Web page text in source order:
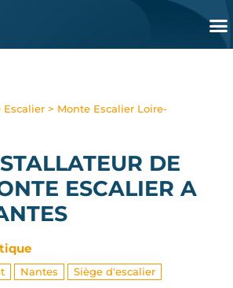
Escalier > Monte Escalier Loire-
DE
ESCALIER A
Nantes Siège d'escalier
des cookies